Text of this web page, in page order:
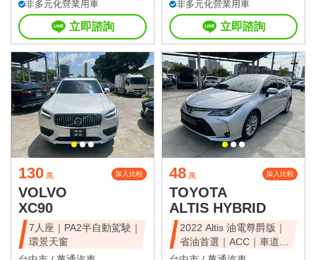
非多元化營業用車
立即諮詢
非多元化營業用車
立即諮詢
130 萬 加入比較
VOLVO
XC90
7人座｜PA2半自動駕駛｜
環景天窗
48 萬 加入比較
TOYOTA
ALTIS HYBRID
2022 Altis 油電尊爵版｜
省油首選｜ACC｜車道維
持